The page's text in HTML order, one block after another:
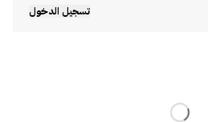
تسجيل الدخول